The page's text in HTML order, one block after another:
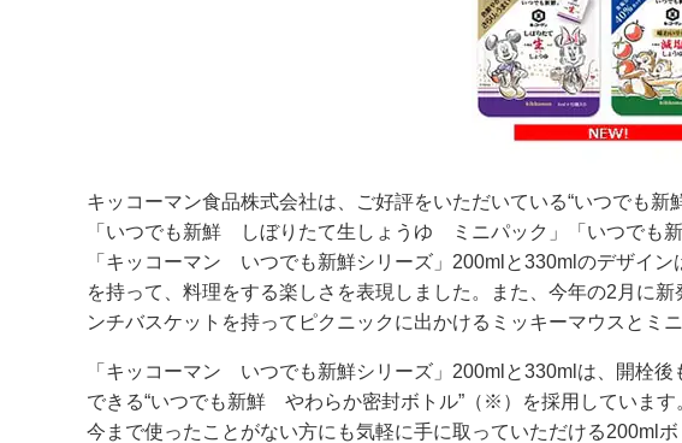
キッコーマン食品株式会社は、ご好評をいただいている“いつでも
「いつでも新鮮 しぼりたて生しょうゆ ミニパック」「いつで
「キッコーマン いつでも新鮮シリーズ」200mlと330mlのデザイ
を持って、料理をする楽しさを表現しました。また、今年の2月に
ンチバスケットを持ってピクニックに出かけるミッキーマウスと
「キッコーマン いつでも新鮮シリーズ」200mlと330mlは、開栓
できる“いつでも新鮮 やわらか密封ボトル”（※）を採用していま
今まで使ったことがない方にも気軽に手に取っていただける200ml